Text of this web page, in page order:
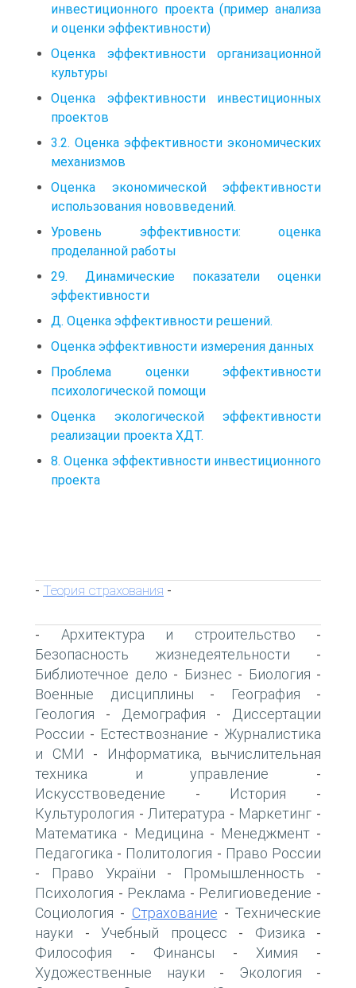
инвестиционного проекта (пример анализа
и оценки эффективности)
Оценка эффективности организационной
культуры
Оценка эффективности инвестиционных
проектов
3.2. Оценка эффективности экономических
механизмов
Оценка экономической эффективности
использования нововведений.
Уровень эффективности: оценка
проделанной работы
29. Динамические показатели оценки
эффективности
Д. Оценка эффективности решений.
Оценка эффективности измерения данных
Проблема оценки эффективности
психологической помощи
Оценка экологической эффективности
реализации проекта ХДТ.
8. Оценка эффективности инвестиционного
проекта
- Теория страхования -
- Архитектура и строительство -
Безопасность жизнедеятельности -
Библиотечное дело - Бизнес - Биология -
Военные дисциплины - География -
Геология - Демография -
Диссертации
России - Естествознание - Журналистика
и СМИ -
Информатика, вычислительная
техника и управление -
Искусствоведение - История -
Культурология - Литература - Маркетинг -
Математика - Медицина - Менеджмент -
Педагогика - Политология - Право России
- Право України - Промышленность -
Психология - Реклама - Религиоведение -
Социология - Страхование - Технические
науки - Учебный процесс - Физика -
Философия - Финансы - Химия -
Художественные науки - Экология -